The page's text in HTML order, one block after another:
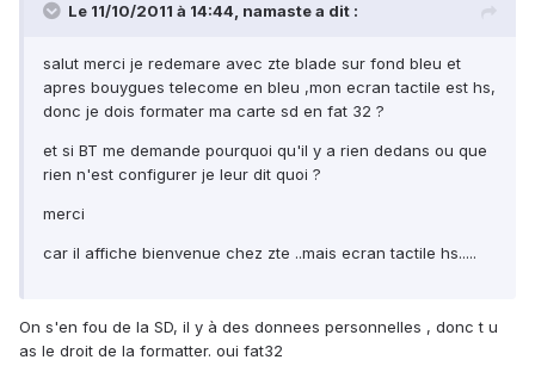
Le 11/10/2011 à 14:44, namaste a dit :
salut merci je redemare avec zte blade sur fond bleu et
apres bouygues telecome en bleu ,mon ecran tactile est hs,
donc je dois formater ma carte sd en fat 32 ?
et si BT me demande pourquoi qu'il y a rien dedans ou que
rien n'est configurer je leur dit quoi ?
merci
car il affiche bienvenue chez zte ..mais ecran tactile hs.....
On s'en fou de la SD, il y à des donnees personnelles , donc t u
as le droit de la formatter. oui fat32